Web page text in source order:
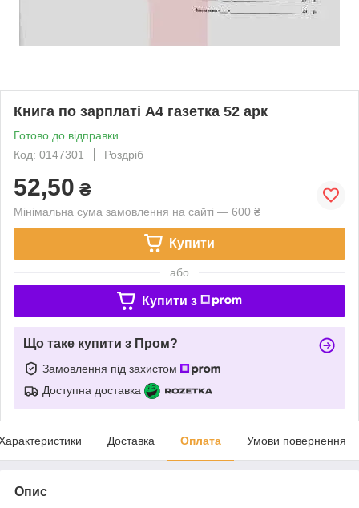
Книга по зарплаті А4 газетка 52 арк
Готово до відправки
Код: 0147301
Роздріб
52,50 ₴
Мінімальна сума замовлення на сайті — 600 ₴
Купити
або
Купити з
Що таке купити з Пром?
Замовлення під захистом
Доступна доставка
Доставка Оплата Умови повернення
Опис